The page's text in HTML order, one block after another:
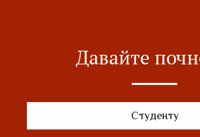
Давайте
Студенту